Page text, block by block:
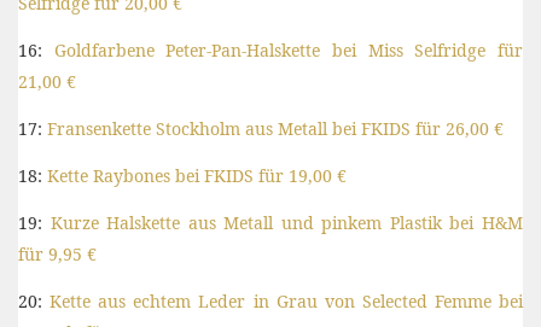
16: Goldfarbene Peter-Pan-Halskette bei Miss Selfridge für
21,00 €
17: Fransenkette Stockholm aus Metall bei FKIDS für 26,00 €
18: Kette Raybones bei FKIDS für 19,00 €
19: Kurze Halskette aus Metall und pinkem Plastik bei H&M
für 9,95 €
20:Kette aus echtem Leder in Grau von Selected Femme bei